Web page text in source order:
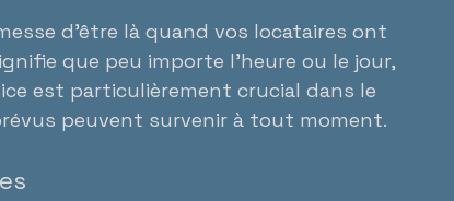
d’être là quand vos locataires ont
que peu importe l’heure ou le jour,
est particulièrement crucial dans le
peuvent survenir à tout moment.